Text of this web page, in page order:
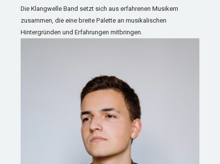
Die Klangwelle Band setzt sich aus erfahrenen Musikern
zusammen, die eine breite Palette an musikalischen
Hintergründen und Erfahrungen mitbringen.